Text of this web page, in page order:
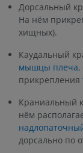
Дорсальный
На нём
хищных).
Каудальный
мышцы плеча
прикрепления
Краниальный
нём
дорсально по